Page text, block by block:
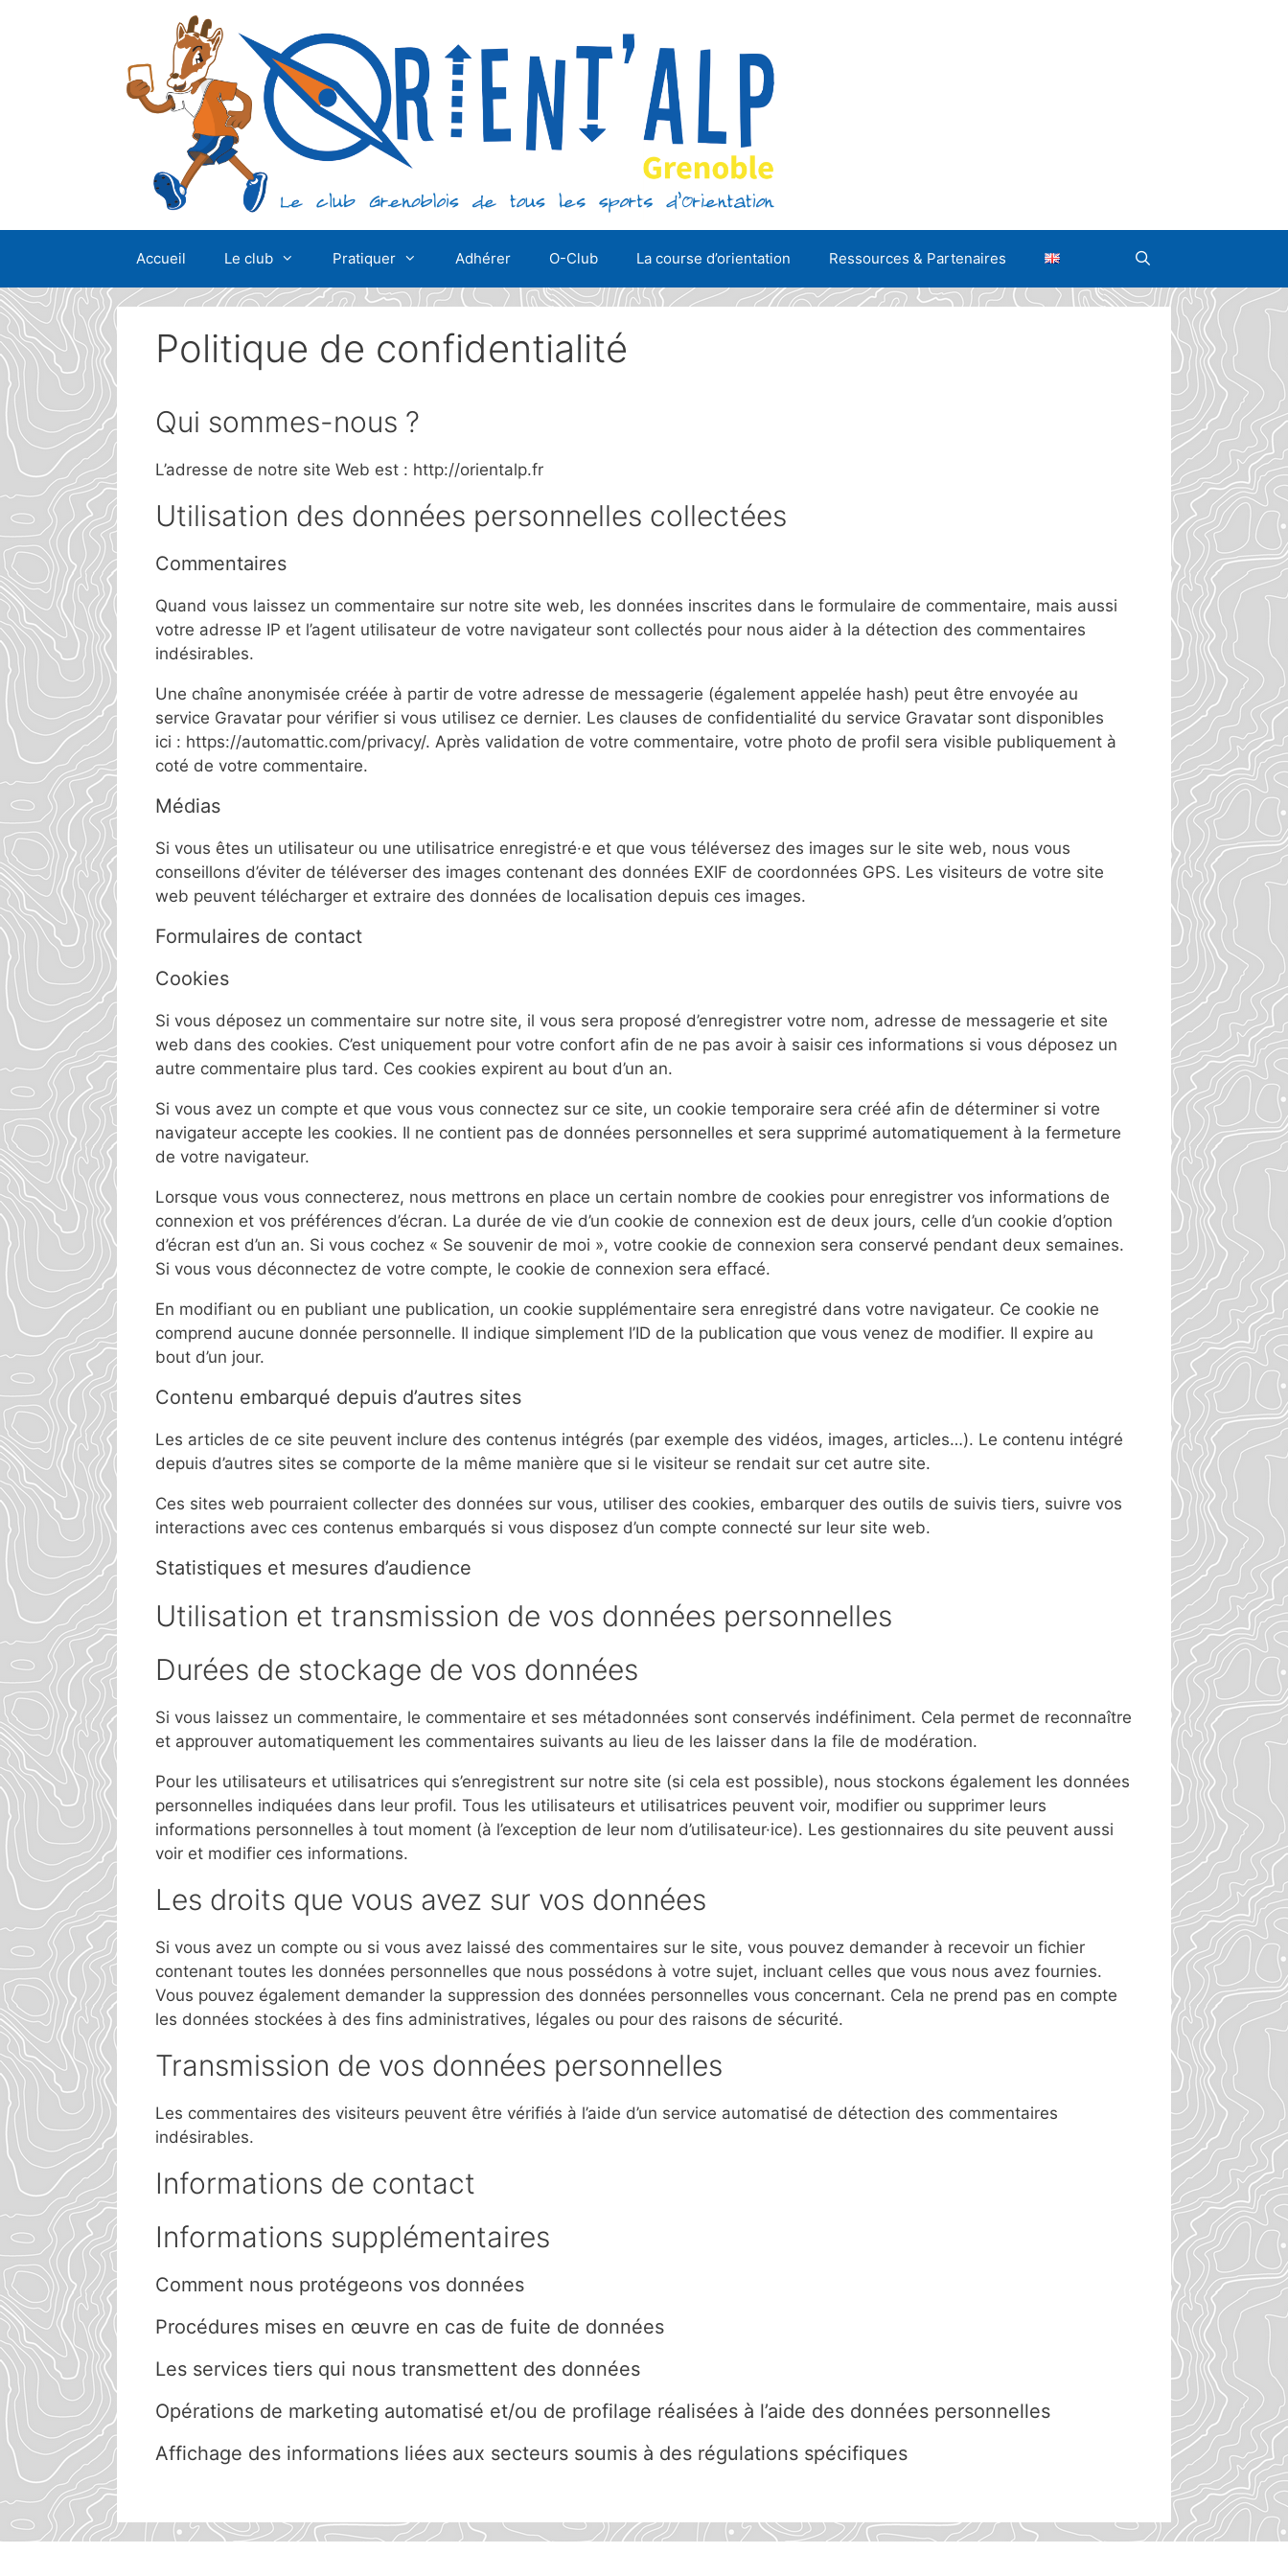
Accueil Le club Pratiquer Adhérer O-Club La course d’orientation Ressources & Partenaires
Politique de confidentialité
Qui sommes-nous ?
L’adresse de notre site Web est : http://orientalp.fr
Utilisation des données personnelles collectées
Commentaires
Quand vous laissez un commentaire sur notre site web, les données inscrites dans le formulaire de commentaire, mais aussi
votre adresse IP et l’agent utilisateur de votre navigateur sont collectés pour nous aider à la détection des commentaires
indésirables.
Une chaîne anonymisée créée à partir de votre adresse de messagerie (également appelée hash) peut être envoyée au
service Gravatar pour vérifier si vous utilisez ce dernier. Les clauses de confidentialité du service Gravatar sont disponibles
ici : https://automattic.com/privacy/. Après validation de votre commentaire, votre photo de profil sera visible publiquement à
coté de votre commentaire.
Médias
Si vous êtes un utilisateur ou une utilisatrice enregistré·e et que vous téléversez des images sur le site web, nous vous
conseillons d’éviter de téléverser des images contenant des données EXIF de coordonnées GPS. Les visiteurs de votre site
web peuvent télécharger et extraire des données de localisation depuis ces images.
Formulaires de contact
Cookies
Si vous déposez un commentaire sur notre site, il vous sera proposé d’enregistrer votre nom, adresse de messagerie et site
web dans des cookies. C’est uniquement pour votre confort afin de ne pas avoir à saisir ces informations si vous déposez un
autre commentaire plus tard. Ces cookies expirent au bout d’un an.
Si vous avez un compte et que vous vous connectez sur ce site, un cookie temporaire sera créé afin de déterminer si votre
navigateur accepte les cookies. Il ne contient pas de données personnelles et sera supprimé automatiquement à la fermeture
de votre navigateur.
Lorsque vous vous connecterez, nous mettrons en place un certain nombre de cookies pour enregistrer vos informations de
connexion et vos préférences d’écran. La durée de vie d’un cookie de connexion est de deux jours, celle d’un cookie d’option
d’écran est d’un an. Si vous cochez « Se souvenir de moi », votre cookie de connexion sera conservé pendant deux semaines.
Si vous vous déconnectez de votre compte, le cookie de connexion sera effacé.
En modifiant ou en publiant une publication, un cookie supplémentaire sera enregistré dans votre navigateur. Ce cookie ne
comprend aucune donnée personnelle. Il indique simplement l’ID de la publication que vous venez de modifier. Il expire au
bout d’un jour.
Contenu embarqué depuis d’autres sites
Les articles de ce site peuvent inclure des contenus intégrés (par exemple des vidéos, images, articles…). Le contenu intégré
depuis d’autres sites se comporte de la même manière que si le visiteur se rendait sur cet autre site.
Ces sites web pourraient collecter des données sur vous, utiliser des cookies, embarquer des outils de suivis tiers, suivre vos
interactions avec ces contenus embarqués si vous disposez d’un compte connecté sur leur site web.
Statistiques et mesures d’audience
Utilisation et transmission de vos données personnelles
Durées de stockage de vos données
Si vous laissez un commentaire, le commentaire et ses métadonnées sont conservés indéfiniment. Cela permet de reconnaître
et approuver automatiquement les commentaires suivants au lieu de les laisser dans la file de modération.
Pour les utilisateurs et utilisatrices qui s’enregistrent sur notre site (si cela est possible), nous stockons également les données
personnelles indiquées dans leur profil. Tous les utilisateurs et utilisatrices peuvent voir, modifier ou supprimer leurs
informations personnelles à tout moment (à l’exception de leur nom d’utilisateur·ice). Les gestionnaires du site peuvent aussi
voir et modifier ces informations.
Les droits que vous avez sur vos données
Si vous avez un compte ou si vous avez laissé des commentaires sur le site, vous pouvez demander à recevoir un fichier
contenant toutes les données personnelles que nous possédons à votre sujet, incluant celles que vous nous avez fournies.
Vous pouvez également demander la suppression des données personnelles vous concernant. Cela ne prend pas en compte
les données stockées à des fins administratives, légales ou pour des raisons de sécurité.
Transmission de vos données personnelles
Les commentaires des visiteurs peuvent être vérifiés à l’aide d’un service automatisé de détection des commentaires
indésirables.
Informations de contact
Informations supplémentaires
Comment nous protégeons vos données
Procédures mises en œuvre en cas de fuite de données
Les services tiers qui nous transmettent des données
Opérations de marketing automatisé et/ou de profilage réalisées à l’aide des données personnelles
Affichage des informations liées aux secteurs soumis à des régulations spécifiques